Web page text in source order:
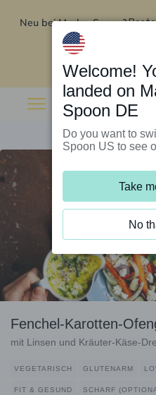
Neu bei Marley Spoon?
Rabatt auf deine
Fenchel-Karotten-
mit Linsen und Kräuter-Käse-
VEGETARISCH GLUTENARM
FIT & GESUND SCHARF
Welcome!
landed on
Spoon DE
Do you want to
Spoon US to see
Take
No